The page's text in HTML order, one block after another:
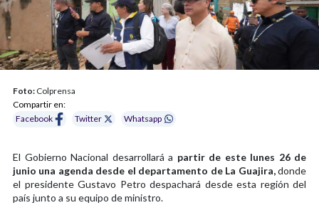
Foto: Colprensa
Compartir en:
Facebook
Twitter Whatsapp
El Gobierno Nacional desarrollará a partir de este lunes 26 de
junio una agenda desde el departamento de La Guajira,donde
el presidente Gustavo Petro despachará desde esta región del
país junto a su equipo de ministro.